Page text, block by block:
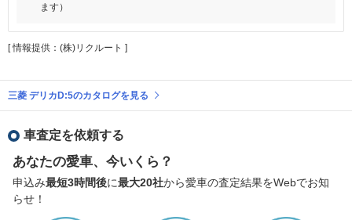
ます）
[ 情報提供：(株)リクルート ]
三菱 デリカD:5のカタログを見る
車査定を依頼する
あなたの愛車、今いくら？
申込み最短3時間後に最大20社から愛車の査定結果をWebでお知
らせ！